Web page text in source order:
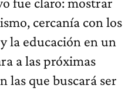
cercanía con los
la educación en un
a las próximas
las que buscará ser